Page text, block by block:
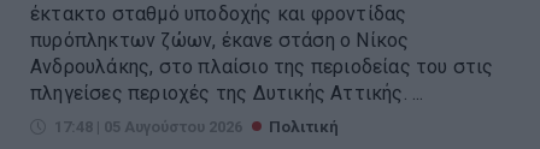
έκτακτο σταθμό υποδοχής και φροντίδας
πυρόπληκτων ζώων, έκανε στάση ο Νίκος
Ανδρουλάκης, στο πλαίσιο της περιοδείας του στις
πληγείσες περιοχές της Δυτικής Αττικής. ...
17:48 | 05 Αυγούστου 2026 Πολιτική